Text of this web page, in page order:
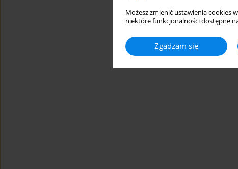
Możesz zmienić ustawienia cookies
niektóre funkcjonalności dostępne
Zgadzam się